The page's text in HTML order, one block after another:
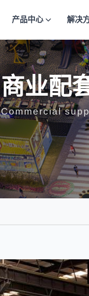
产品中心 解决
商业配
Commercial